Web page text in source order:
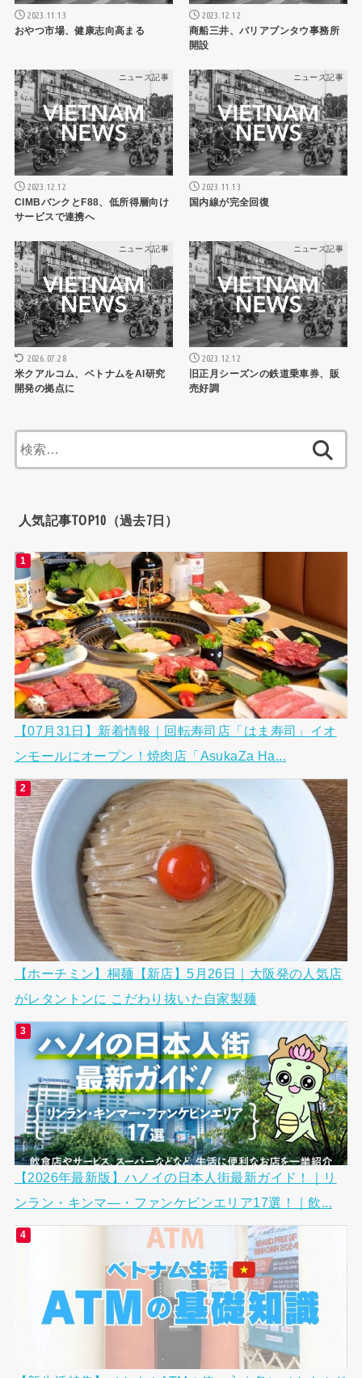
2023.11.13
おやつ市場、健康志向高まる
2023.12.12
商船三井、バリアブンタウ事務所
開設
ニュース記事
2023.12.12
CIMBバンクとF88、低所得層向け
サービスで連携へ
ニュース記事
2023.11.13
国内線が完全回復
ニュース記事
2026.07.28
米クアルコム、ベトナムをAI研究
開発の拠点に
ニュース記事
2023.12.12
旧正月シーズンの鉄道乗車券、販
売好調
索:
人気記事TOP10（過去7日）
【07月31日】新着情報｜回転寿司店「はま寿司」イオ
ンモールにオープン！焼肉店「AsukaZa Ha...
【ホーチミン】桐麺【新店】5月26日｜大阪発の人気店
がレタントンに こだわり抜いた自家製麺
【2026年最新版】ハノイの日本人街最新ガイド！｜リ
ンラン・キンマ―・ファンケビンエリア17選！｜飲...